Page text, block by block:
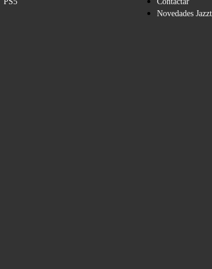
Novedades